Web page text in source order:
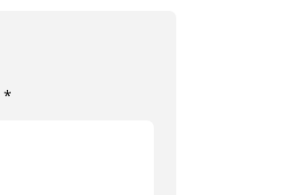
*